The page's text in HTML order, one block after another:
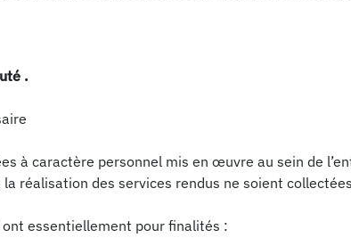
.
à caractère personnel mis en œuvre au sein de
réalisation des services rendus ne soient
essentiellement pour finalités :